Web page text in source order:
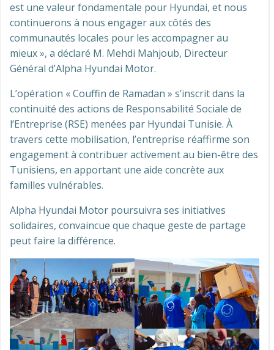
est une valeur fondamentale pour Hyundai, et nous
continuerons à nous engager aux côtés des
communautés locales pour les accompagner au
mieux », a déclaré M. Mehdi Mahjoub, Directeur
Général d’Alpha Hyundai Motor.
L’opération « Couffin de Ramadan » s’inscrit dans la
continuité des actions de Responsabilité Sociale de
l’Entreprise (RSE) menées par Hyundai Tunisie. À
travers cette mobilisation, l’entreprise réaffirme son
engagement à contribuer activement au bien-être des
Tunisiens, en apportant une aide concrète aux
familles vulnérables.
Alpha Hyundai Motor poursuivra ses initiatives
solidaires, convaincue que chaque geste de partage
peut faire la différence.